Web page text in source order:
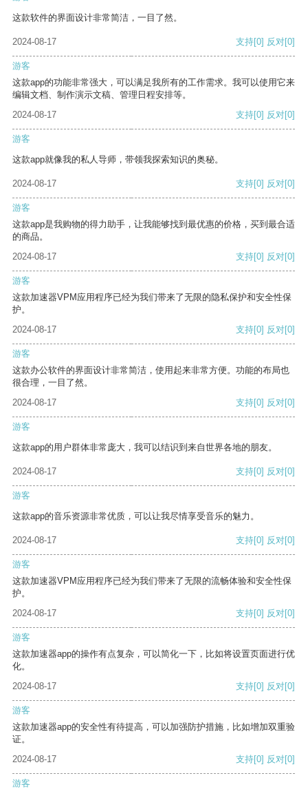
这款软件的界面设计非常简洁，一目了然。
2024-08-17 支持[0] 反对[0]
游客
这款app的功能非常强大，可以满足我所有的工作需求。我可以使用它来
编辑文档、制作演示文稿、管理日程安排等。
2024-08-17
支持[0] 反对[0]
游客
这款app就像我的私人导师，带领我探索知识的奥秘。
2024-08-17 支持[0] 反对[0]
游客
这款app是我购物的得力助手，让我能够找到最优惠的价格，买到最合适
的商品。
2024-08-17
支持[0] 反对[0]
游客
这款加速器VPM应用程序已经为我们带来了无限的隐私保护和安全性保
护。
2024-08-17
支持[0] 反对[0]
游客
这款办公软件的界面设计非常简洁，使用起来非常方便。功能的布局也
很合理，一目了然。
2024-08-17
支持[0] 反对[0]
游客
这款app的用户群体非常庞大，我可以结识到来自世界各地的朋友。
2024-08-17 支持[0] 反对[0]
游客
这款app的音乐资源非常优质，可以让我尽情享受音乐的魅力。
2024-08-17 支持[0] 反对[0]
游客
这款加速器VPM应用程序已经为我们带来了无限的流畅体验和安全性保
护。
2024-08-17
支持[0] 反对[0]
游客
这款加速器app的操作有点复杂，可以简化一下，比如将设置页面进行优
化。
2024-08-17
支持[0] 反对[0]
游客
这款加速器app的安全性有待提高，可以加强防护措施，比如增加双重验
证。
2024-08-17
支持[0] 反对[0]
游客